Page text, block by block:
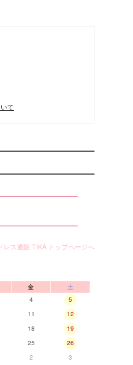
て
レス通販 TIKA トップページへ
金
土
4
5
11
12
18
19
25
26
2 3